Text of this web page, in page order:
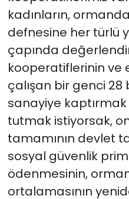
kadınların,
defnesine her türlü
çapında
kooperatiflerinin ve
çalışan bir genci
sanayiye
tutmak istiyorsak,
tamamının devlet
sosyal güvenlik
ödenmesinin,
ortalamasının